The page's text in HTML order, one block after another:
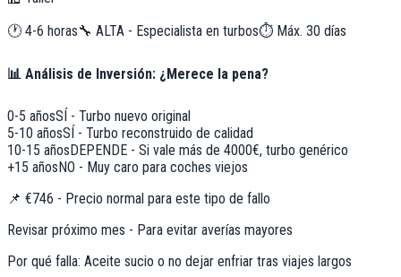
🕐 4-6 horas🔧 ALTA - Especialista en turbos⏱️ Máx. 30 días
📊 Análisis de Inversión: ¿Merece la pena?
0-5 añosSÍ - Turbo nuevo original
5-10 añosSÍ - Turbo reconstruido de calidad
10-15 añosDEPENDE - Si vale más de 4000€, turbo genérico
+15 añosNO - Muy caro para coches viejos
📌 €746 - Precio normal para este tipo de fallo
Revisar próximo mes - Para evitar averías mayores
Por qué falla: Aceite sucio o no dejar enfriar tras viajes largos